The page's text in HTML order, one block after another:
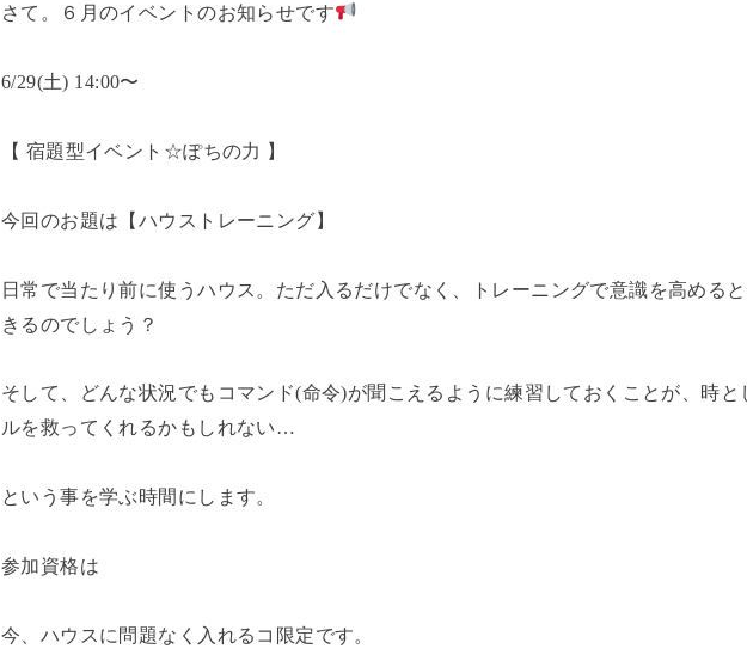
さて。６月のイベントのお知らせです
6/29(土) 14:00〜
【 宿題型イベント☆ぽちの力 】
今回のお題は【ハウストレーニング】
日常で当たり前に使うハウス。ただ入るだけでなく、トレーニングで意識を高める
きるのでしょう？
そして、どんな状況でもコマンド(命令)が聞こえるように練習しておくことが、時と
ルを救ってくれるかもしれない…
という事を学ぶ時間にします。
参加資格は
今、ハウスに問題なく入れるコ限定です。